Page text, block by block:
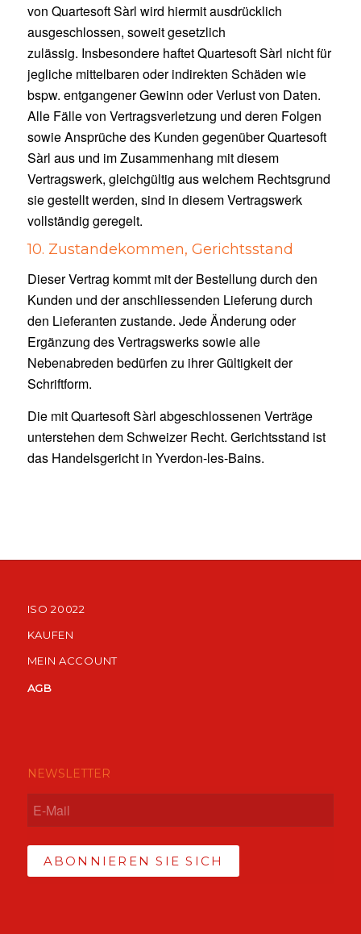
von Quartesoft Sàrl wird hiermit ausdrücklich
ausgeschlossen, soweit gesetzlich
zulässig. Insbesondere haftet Quartesoft Sàrl nicht für
jegliche mittelbaren oder indirekten Schäden wie
bspw. entgangener Gewinn oder Verlust von Daten.
Alle Fälle von Vertragsverletzung und deren Folgen
sowie Ansprüche des Kunden gegenüber Quartesoft
Sàrl aus und im Zusammenhang mit diesem
Vertragswerk, gleichgültig aus welchem Rechtsgrund
sie gestellt werden, sind in diesem Vertragswerk
vollständig geregelt.
10. Zustandekommen, Gerichtsstand
Dieser Vertrag kommt mit der Bestellung durch den
Kunden und der anschliessenden Lieferung durch
den Lieferanten zustande. Jede Änderung oder
Ergänzung des Vertragswerks sowie alle
Nebenabreden bedürfen zu ihrer Gültigkeit der
Schriftform.
Die mit Quartesoft Sàrl abgeschlossenen Verträge
unterstehen dem Schweizer Recht. Gerichtsstand ist
das Handelsgericht in Yverdon-les-Bains.
ISO 20022
KAUFEN
MEIN ACCOUNT
AGB
NEWSLETTER
ABONNIEREN SIE SICH